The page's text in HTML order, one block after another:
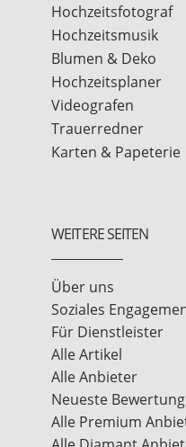
Hochzeitsfotograf
Hochzeitsmusik
Blumen & Deko
Hochzeitsplaner
Videografen
Trauerredner
Karten & Papeterie
WEITERE SEITEN
Über uns
Soziales
Für Dienstleister
Alle Artikel
Alle Anbieter
Neueste
Alle Premium